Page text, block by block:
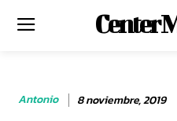
Center
Antonio 8 noviembre, 2019